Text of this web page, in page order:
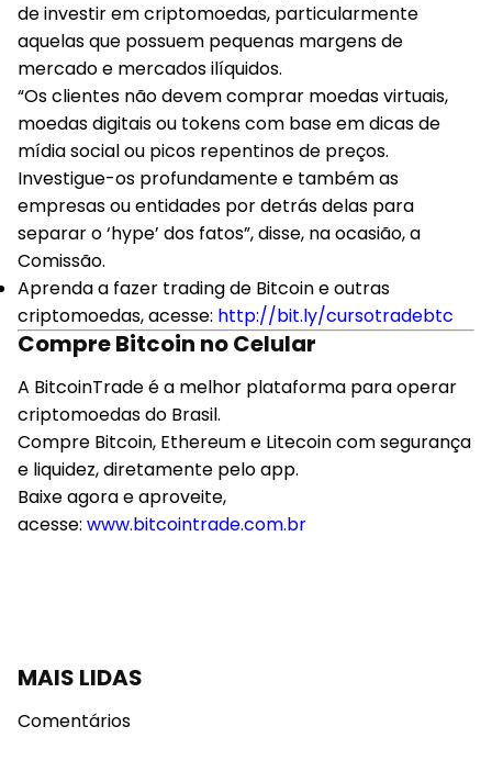
de investir em criptomoedas, particularmente
aquelas que possuem pequenas margens de
mercado e mercados ilíquidos.
“Os clientes não devem comprar moedas virtuais,
moedas digitais ou tokens com base em dicas de
mídia social ou picos repentinos de preços.
Investigue-os profundamente e também as
empresas ou entidades por detrás delas para
separar o ‘hype’ dos fatos”, disse, na ocasião, a
Comissão.
Aprenda a fazer trading de Bitcoin e outras
criptomoedas, acesse: http://bit.ly/cursotradebtc
Compre Bitcoin no Celular
A BitcoinTrade é a melhor plataforma para operar
criptomoedas do Brasil.
Compre Bitcoin, Ethereum e Litecoin com segurança
e liquidez, diretamente pelo app.
Baixe agora e aproveite,
acesse: www.bitcointrade.com.br
MAIS LIDAS
Comentários